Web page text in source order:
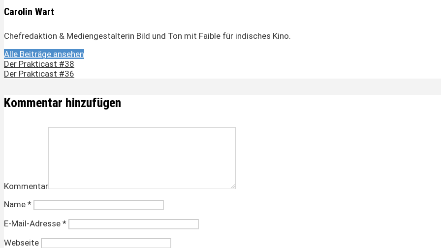
Carolin Wart
Chefredaktion & Mediengestalterin Bild und Ton mit Faible für indisches Kino.
Alle Beiträge ansehen
Der Prakticast #38
Der Prakticast #36
Kommentar hinzufügen
Kommentar
Name *
E-Mail-Adresse *
Webseite